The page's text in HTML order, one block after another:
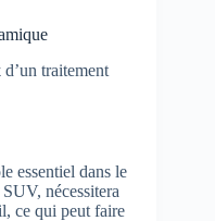
d’un traitement
essentiel dans le
nécessitera
ce qui peut faire